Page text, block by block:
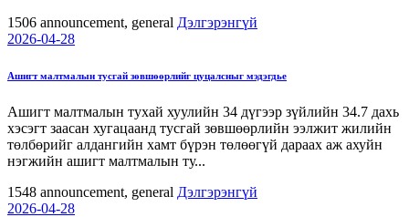
1506 announcement, general Дэлгэрэнгүй
2026-04-28
Ашигт малтмалын тусгай зөвшөөрлийг цуцалсныг мэдэгдье
Ашигт малтмалын тухай хуулийн 34 дүгээр зүйлийн 34.7 дахь
хэсэгт заасан хугацаанд тусгай зөвшөөрлийн ээлжит жилийн
төлбөрийг алдангийн хамт бүрэн төлөөгүй дараах аж ахуйн
нэгжийн ашигт малтмалын ту...
1548 announcement, general Дэлгэрэнгүй
2026-04-28